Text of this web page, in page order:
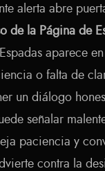
alerta abre
de la Página de
aparece
o falta de
un diálogo
señalar
paciencia y
contra la